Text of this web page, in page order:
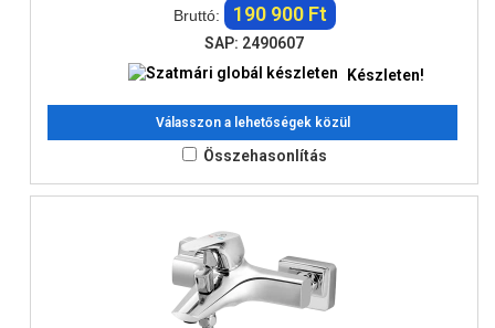
Bruttó: 190 900 Ft
SAP: 2490607
Készleten!
Válasszon a lehetőségek közül
Összehasonlítás